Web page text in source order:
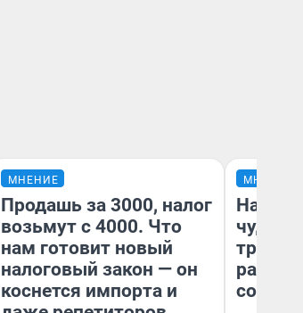
МНЕНИЕ
Продашь за 3000, налог
возьмут с 4000. Что
нам готовит новый
налоговый закон — он
коснется импорта и
МНЕНИЕ
чудом